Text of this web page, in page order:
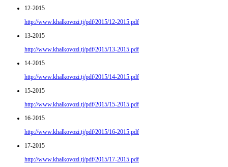
12-2015
http://www.khalkovozi.tj/pdf/2015/12-2015.pdf
13-2015
http://www.khalkovozi.tj/pdf/2015/13-2015.pdf
14-2015
http://www.khalkovozi.tj/pdf/2015/14-2015.pdf
15-2015
http://www.khalkovozi.tj/pdf/2015/15-2015.pdf
16-2015
http://www.khalkovozi.tj/pdf/2015/16-2015.pdf
17-2015
http://www.khalkovozi.tj/pdf/2015/17-2015.pdf